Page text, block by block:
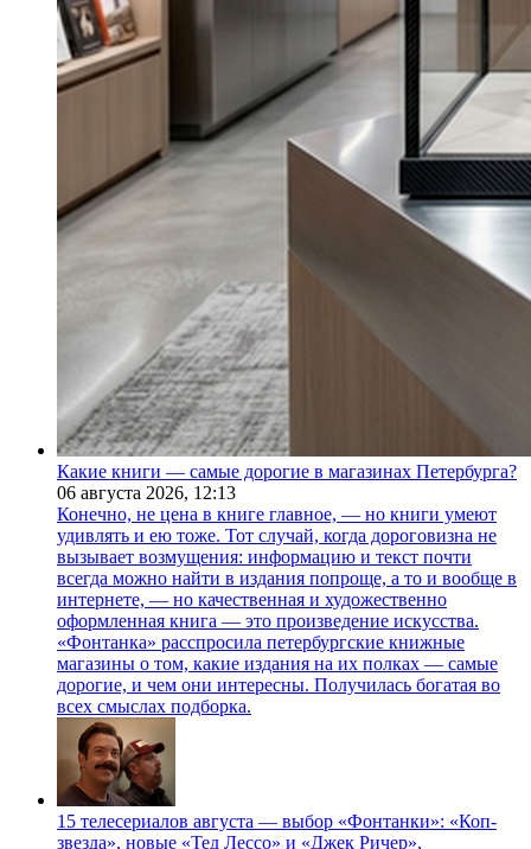
Какие книги — самые дорогие в магазинах Петербурга?
06 августа 2026, 12:13
Конечно, не цена в книге главное, — но книги умеют
удивлять и ею тоже. Тот случай, когда дороговизна не
вызывает возмущения: информацию и текст почти
всегда можно найти в издания попроще, а то и вообще в
интернете, — но качественная и художественно
оформленная книга — это произведение искусства.
«Фонтанка» расспросила петербургские книжные
магазины о том, какие издания на их полках — самые
дорогие, и чем они интересны. Получилась богатая во
всех смыслах подборка.
15 телесериалов августа — выбор «Фонтанки»: «Коп-
звезда», новые «Тед Лессо» и «Джек Ричер»,